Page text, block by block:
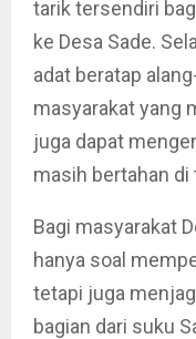
tarik tersendiri
ke Desa Sade.
adat beratap
masyarakat yang
juga dapat
masih bertahan
Bagi masyarakat
hanya soal
tetapi juga
bagian dari suku